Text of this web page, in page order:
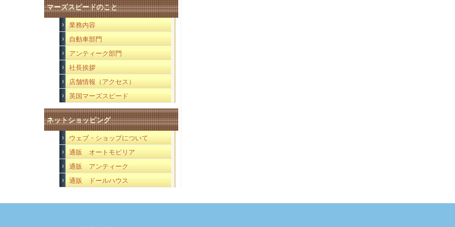
マーズスピードのこと
業務内容
自動車部門
アンティーク部門
社長挨拶
店舗情報（アクセス）
英国マーズスピード
ネットショッピング
ウェブ・ショップについて
通販 オートモビリア
通販 アンティーク
通販 ドールハウス